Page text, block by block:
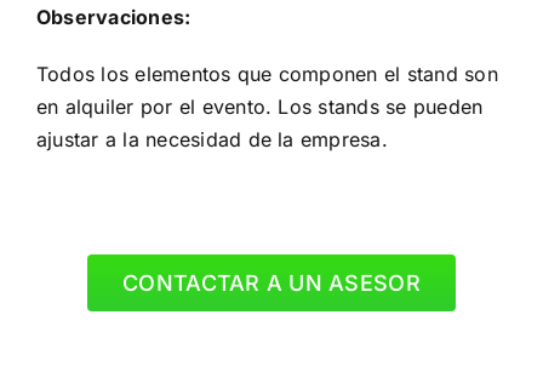
Observaciones:
Todos los elementos que componen el stand son
en alquiler por el evento. Los stands se pueden
ajustar a la necesidad de la empresa.
CONTACTAR A UN ASESOR